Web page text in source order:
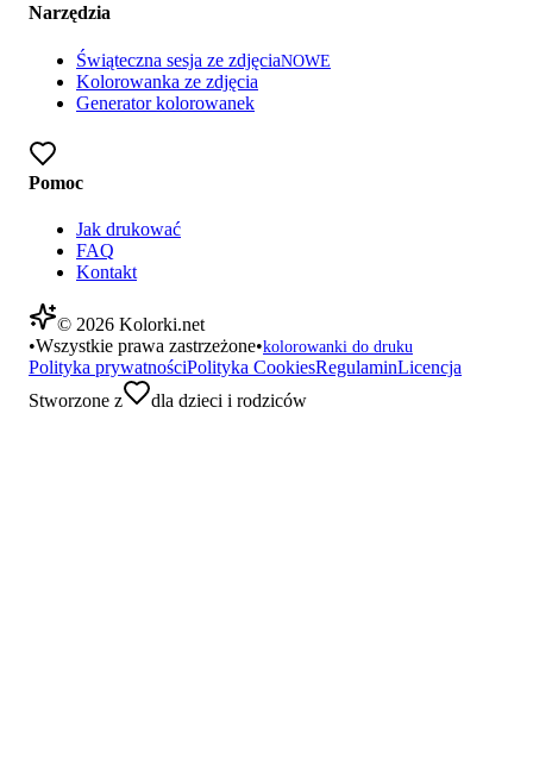
Narzędzia
Świąteczna sesja ze zdjęciaNOWE
Kolorowanka ze zdjęcia
Generator kolorowanek
Pomoc
Jak drukować
FAQ
Kontakt
© 2026 Kolorki.net
•Wszystkie prawa zastrzeżone•kolorowanki do druku
Polityka prywatnościPolityka CookiesRegulaminLicencja
Stworzone z
dla dzieci i rodziców